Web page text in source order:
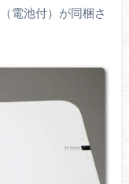
電池付）が同梱さ